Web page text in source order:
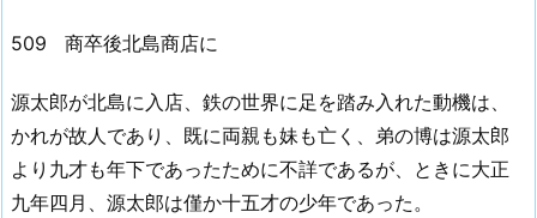
509 商卒後北島商店に
源太郎が北島に入店、鉄の世界に足を踏み入れた動機は、
かれが故人であり、既に両親も妹も亡く、弟の博は源太郎
より九才も年下であったために不詳であるが、ときに大正
九年四月、源太郎は僅か十五才の少年であった。